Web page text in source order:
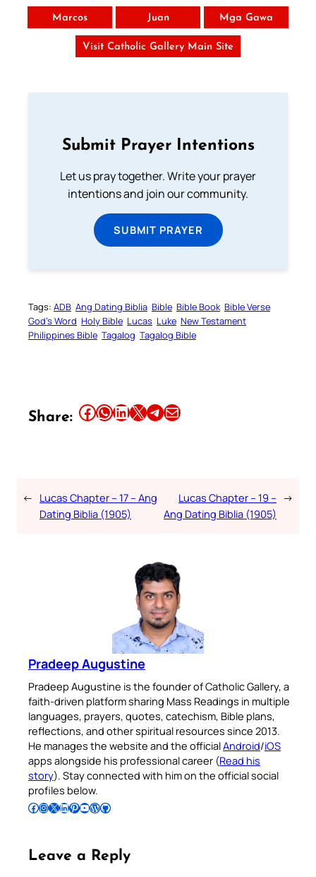
Marcos Juan Mga Gawa
Visit Catholic Gallery Main Site
Submit Prayer Intentions
Let us pray together. Write your prayer
intentions and join our community.
SUBMIT PRAYER
Tags: ADB Ang Dating Biblia Bible Bible Book Bible Verse
God’s Word Holy Bible Lucas Luke New Testament
Philippines Bible Tagalog Tagalog Bible
Share: Share this article on Facebook Share this article on WhatsApp Share this article on LinkedIn Share this article on X Share this article on TelegramEmail this Article
← Lucas Chapter – 17 – Ang
Dating Biblia (1905)
Lucas Chapter – 19 –
Ang Dating Biblia (1905)
→
Pradeep Augustine
Pradeep Augustine is the founder of Catholic Gallery, a
faith-driven platform sharing Mass Readings in multiple
languages, prayers, quotes, catechism, Bible plans,
reflections, and other spiritual resources since 2013.
He manages the website and the officialAndroid/iOS
apps alongside his professional career (Read his
story). Stay connected with him on the official social
profiles below.
Follow Pradeep on Facebook Follow Pradeep on InstagramFollow Pradeep on X Follow Pradeep on LinkedIn Follow Pradeep on Pinterest Subscribe to Pradeep’s Youtube Channel Follow Pradeep on WordPress Follow Pradeep on GitHub
Leave a Reply